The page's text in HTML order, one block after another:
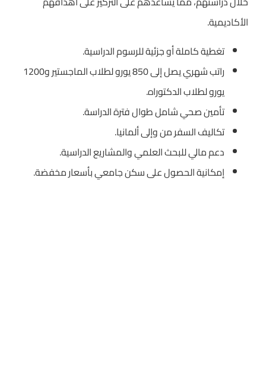
الأكاديمية.
تغطية كاملة أو جزئية للرسوم الدراسية.
راتب شهري يصل إلى 850 يورو لطلاب الماجستير و1200
يورو لطلاب الدكتوراه.
تأمين صحي شامل طوال فترة الدراسة.
تكاليف السفر من وإلى ألمانيا.
دعم مالي للبحث العلمي والمشاريع الدراسية.
إمكانية الحصول على سكن جامعي بأسعار مخفضة.